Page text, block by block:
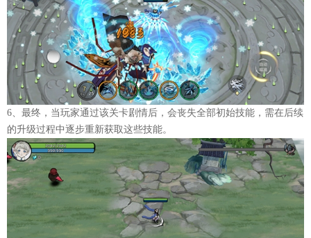
6、最终，当玩家通过该关卡剧情后，会丧失全部初始技能，需在后续
的升级过程中逐步重新获取这些技能。